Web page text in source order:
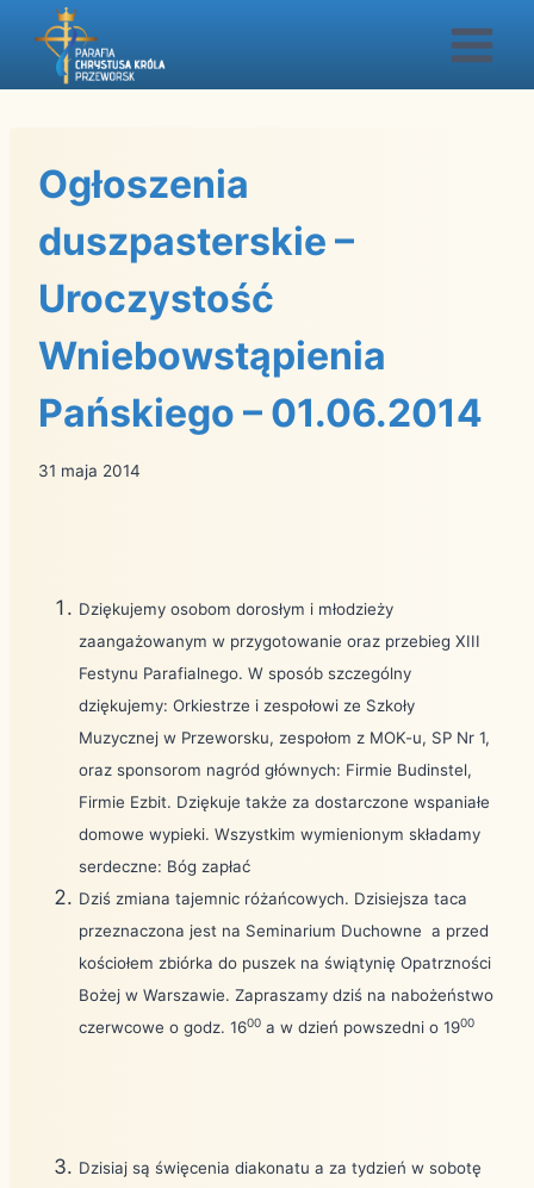
Przejdź
Ogłoszenia
duszpasterskie –
Uroczystość
Wniebowstąpienia
Pańskiego – 01.06.2014
31 maja 2014
Dziękujemy osobom dorosłym i młodzieży
zaangażowanym w przygotowanie oraz przebieg XIII
Festynu Parafialnego. W sposób szczególny
dziękujemy: Orkiestrze i zespołowi ze Szkoły
Muzycznej w Przeworsku, zespołom z MOK-u, SP Nr 1,
oraz sponsorom nagród głównych: Firmie Budinstel,
Firmie Ezbit. Dziękuje także za dostarczone wspaniałe
domowe wypieki. Wszystkim wymienionym składamy
serdeczne: Bóg zapłać
Dziś zmiana tajemnic różańcowych. Dzisiejsza taca
przeznaczona jest na Seminarium Duchowne a przed
kościołem zbiórka do puszek na świątynię Opatrzności
Bożej w Warszawie. Zapraszamy dziś na nabożeństwo
czerwcowe o godz. 1600 a w dzień powszedni o 1900
Dzisiaj są święcenia diakonatu a za tydzień w sobotę